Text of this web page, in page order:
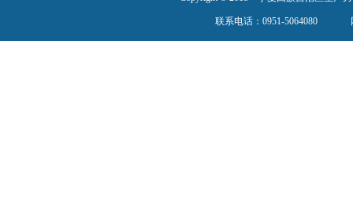
联系电话：0951-5064080